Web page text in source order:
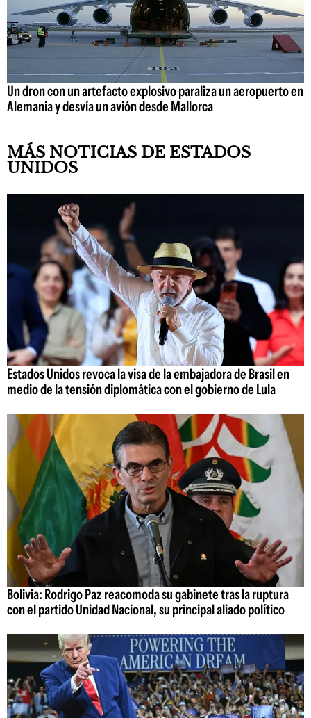
Un dron con un artefacto explosivo paraliza un aeropuerto en
Alemania y desvía un avión desde Mallorca
MÁS NOTICIAS DE ESTADOS
UNIDOS
Estados Unidos revoca la visa de la embajadora de Brasil en
medio de la tensión diplomática con el gobierno de Lula
Bolivia: Rodrigo Paz reacomoda su gabinete tras la ruptura
con el partido Unidad Nacional, su principal aliado político